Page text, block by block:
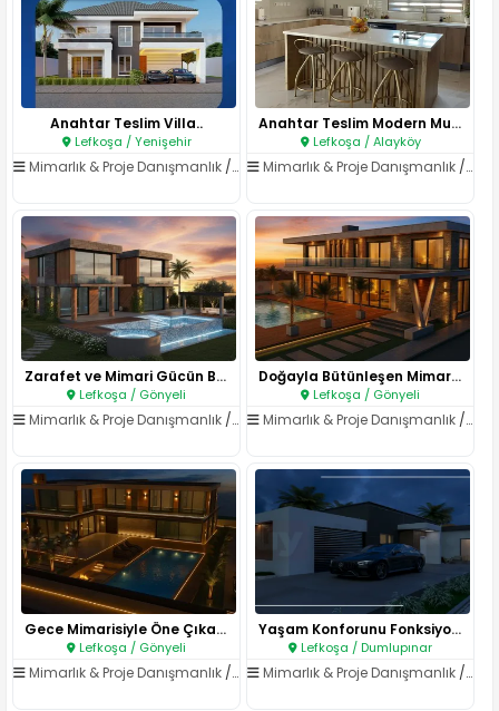
Anahtar Teslim Villa..
Lefkoşa / Yenişehir
Mimarlık & Proje Danışmanlık / Mimarlık Hizmetleri
Anahtar Teslim Modern Mutfak Y..
Lefkoşa / Alayköy
Mimarlık & Proje Danışmanlık /
Zarafet ve Mimari Gücün Buluşt..
Lefkoşa / Gönyeli
Mimarlık & Proje Danışmanlık / Mimarlık Hizmetleri
Doğayla Bütünleşen Mimari: Pan..
Lefkoşa / Gönyeli
Mimarlık & Proje Danışmanlık /
Gece Mimarisiyle Öne Çıkan Ult..
Lefkoşa / Gönyeli
Mimarlık & Proje Danışmanlık / Mimarlık Hizmetleri
Yaşam Konforunu Fonksiyonellik..
Lefkoşa / Dumlupınar
Mimarlık & Proje Danışmanlık /